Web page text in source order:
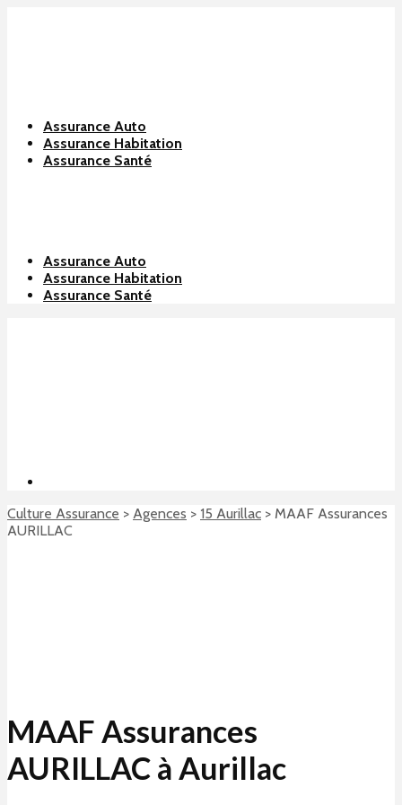
Assurance Auto
Assurance Habitation
Assurance Santé
Assurance Auto
Assurance Habitation
Assurance Santé
Culture Assurance > Agences > 15 Aurillac > MAAF Assurances
AURILLAC
MAAF Assurances
AURILLAC à Aurillac